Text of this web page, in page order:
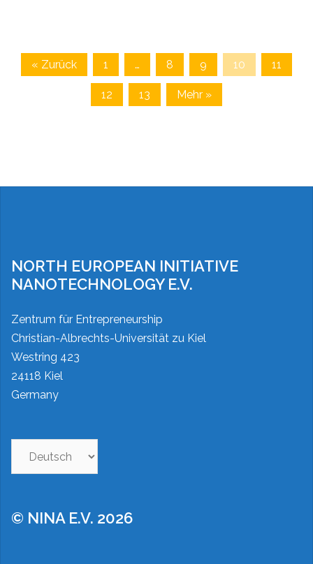
« Zurück 1 … 8 9 10 11
12 13 Mehr »
NORTH EUROPEAN INITIATIVE
NANOTECHNOLOGY E.V.
Zentrum für Entrepreneurship
Christian-Albrechts-Universität zu Kiel
Westring 423
24118 Kiel
Germany
© NINA E.V. 2026